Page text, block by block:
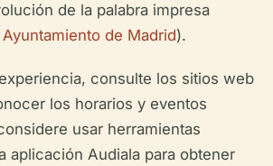
de la palabra impresa
Ayuntamiento de Madrid).
consulte los sitios web
los horarios y eventos
usar herramientas
aplicación Audiala para obtener